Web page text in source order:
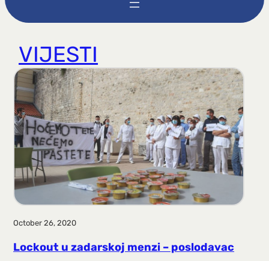
t
r
a
g
a
VIJESTI
October 26, 2020
Lockout u zadarskoj menzi – poslodavac